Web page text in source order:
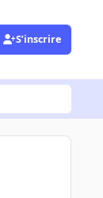
S’inscrire